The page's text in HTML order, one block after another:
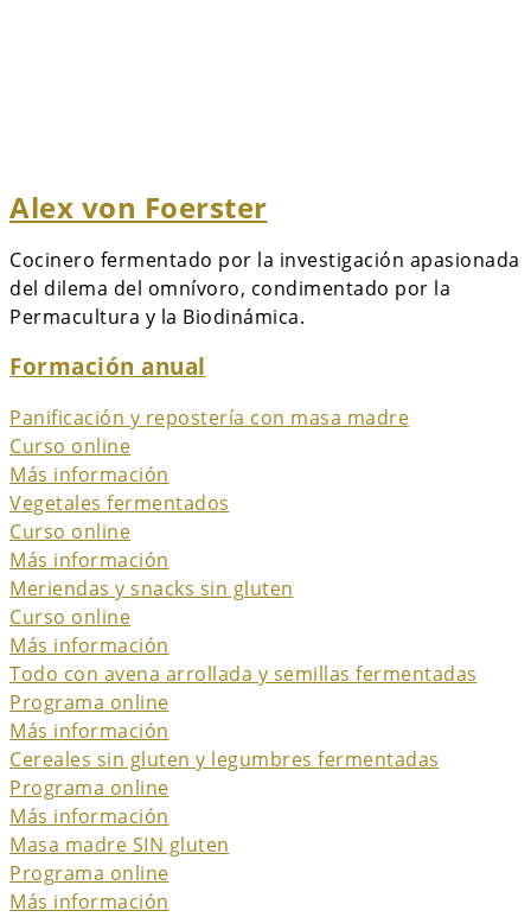
Alex von Foerster
Cocinero fermentado por la investigación apasionada
del dilema del omnívoro, condimentado por la
Permacultura y la Biodinámica.
Formación anual
Panificación y repostería con masa madre
Curso online
Más información
Vegetales fermentados
Curso online
Más información
Meriendas y snacks sin gluten
Curso online
Más información
Todo con avena arrollada y semillas fermentadas
Programa online
Más información
Cereales sin gluten y legumbres fermentadas
Programa online
Más información
Masa madre SIN gluten
Programa online
Más información